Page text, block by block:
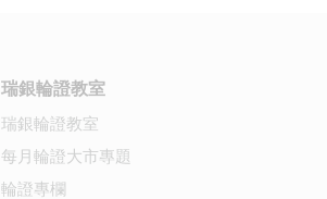
瑞銀輪證教室
瑞銀輪證教室
每月輪證大市專題
輪證專欄